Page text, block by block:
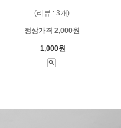
(리뷰 : 3개)
정상가격2,000원
1,000원